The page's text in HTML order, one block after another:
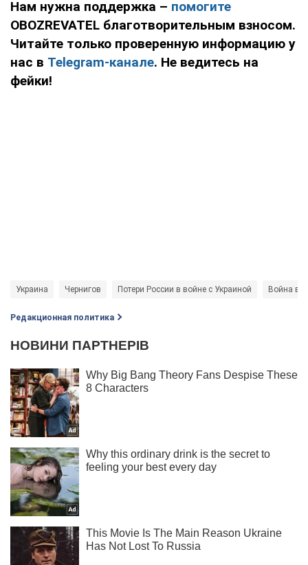
Нам нужна поддержка – помогите
OBOZREVATEL благотворительным взносом.
Читайте только проверенную информацию у
нас в Telegram-канале. Не ведитесь на
фейки!
Украина Чернигов Потери России в войне с Украиной Война в
Редакционная политика